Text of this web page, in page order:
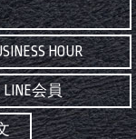
HOUR
LINE会員